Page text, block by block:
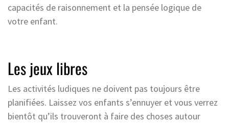
capacités de raisonnement et la pensée logique de
votre enfant.
Les jeux libres
Les activités ludiques ne doivent pas toujours être
planifiées. Laissez vos enfants s’ennuyer et vous verrez
bientôt qu’ils trouveront à faire des choses autour